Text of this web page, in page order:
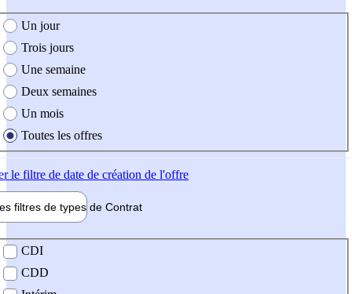
création de l'offre
Un jour
Trois jours
Une semaine
Deux semaines
Un mois
Toutes les offres
le filtre de date de création de l'offre
filtres de types de Contrat
contrat
CDI
CDD